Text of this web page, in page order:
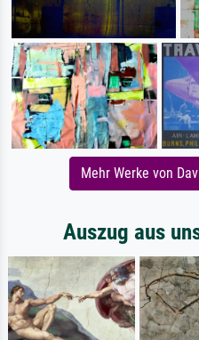
Mehr Werke von
Auszug aus